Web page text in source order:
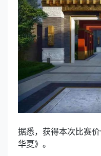
据悉，获得本次比赛
华夏》。